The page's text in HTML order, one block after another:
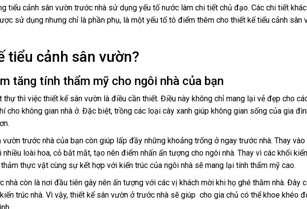
tiểu cảnh sân vườn trước nhà sử dụng yếu tố nước làm chi tiết chủ đạo. Các chi tiết
sử dụng nhưng chỉ là phần phụ, là một yếu tố tô điểm thêm cho thiết kế tiểu cảnh sân
tiểu cảnh sân vườn?
tăng tính thẩm mỹ cho ngôi nhà của bạn
thự thì việc thiết kế sân vườn là điều cần thiết. Điều này không chỉ mang lại vẻ đẹp cho
cho không gian nhà ở. Đặc biệt, trồng các loại cây xanh giúp không gian sống của gia
vườn trước nhà của bạn còn giúp lấp đầy những khoảng trống ở ngay trước nhà. Thay
loài hoa, cỏ bắt mắt, tạo nên điểm nhấn ấn tượng cho ngôi nhà. Thay vì các khối
thực vật cùng sự kết hợp với kiến trúc của ngôi nhà sẽ mang lại tính thẩm mỹ cao.
nhà còn là nơi đầu tiên gây nên ấn tượng với các vị khách mời khi họ ghé thăm nhà. Đây
trúc nhà. Vì vậy, thiết kế sân vườn ở trước nhà sẽ giúp cho gia chủ có thể khoe khéo